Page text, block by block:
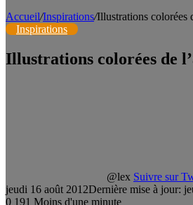
Accueil/Inspirations/Illustrations colorées
Inspirations
Illustrations colorées de
@lex Suivre sur
jeudi 16 août 2012Dernière mise à jour:
0 191 Moins d'une minute